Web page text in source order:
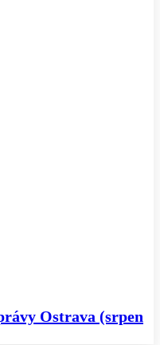
Ostrava (srpen